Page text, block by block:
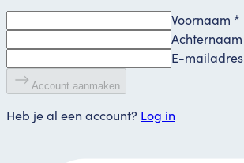
Voornaam *
Achternaam
E-mailadres
Account aanmaken
Heb je al een account? Log in